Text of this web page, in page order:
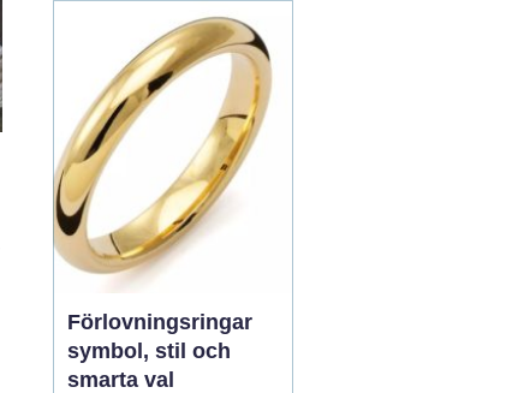
känslor. De uttrycker
kärlek, sorg, hopp och
tacksa...
Förlovningsringar
symbol, stil och
smarta val